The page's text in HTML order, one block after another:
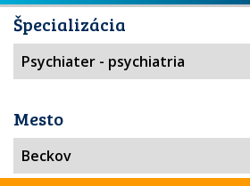
Špecializácia
Mesto